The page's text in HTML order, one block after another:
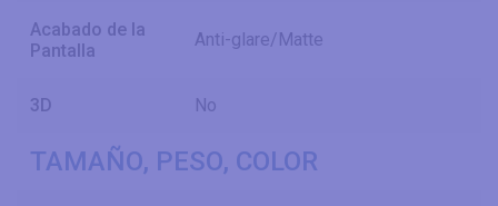
Acabado de la
Pantalla
Anti-glare/Matte
3D No
TAMAÑO, PESO, COLOR